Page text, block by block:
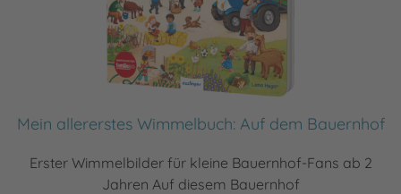
Mein allererstes Wimmelbuch: Auf dem Bauernhof
Erster Wimmelbilder für kleine Bauernhof-Fans ab 2
Jahren Auf diesem Bauernhof